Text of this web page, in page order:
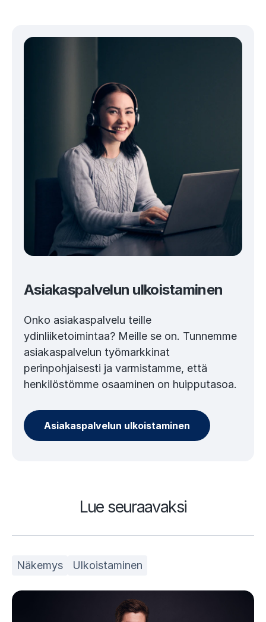
Asiakaspalvelun ulkoistaminen
Onko asiakaspalvelu teille
ydinliiketoimintaa? Meille se on. Tunnemme
asiakaspalvelun työmarkkinat
perinpohjaisesti ja varmistamme, että
henkilöstömme osaaminen on huipputasoa.
Asiakaspalvelun ulkoistaminen
Lue seuraavaksi
Näkemys Ulkoistaminen